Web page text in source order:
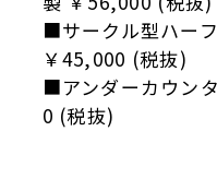
■サークル型ハー
￥45,000 (税抜)
■アンダーカウン
0 (税抜)